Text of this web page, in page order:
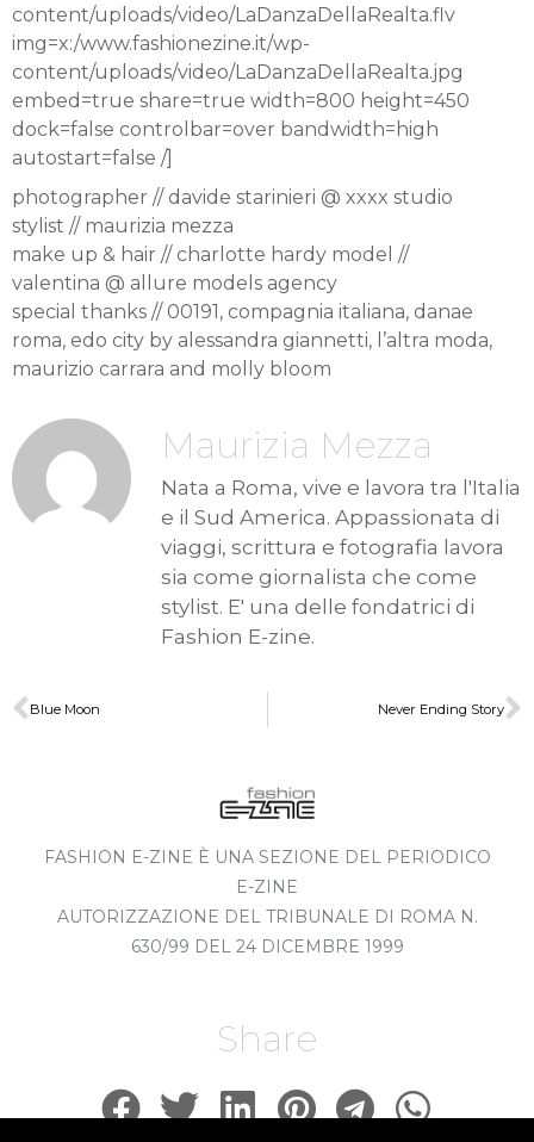
content/uploads/video/LaDanzaDellaRealta.flv
img=x:/www.fashionezine.it/wp-
content/uploads/video/LaDanzaDellaRealta.jpg
embed=true share=true width=800 height=450
dock=false controlbar=over bandwidth=high
autostart=false /]
photographer // davide starinieri @ xxxx studio
stylist // maurizia mezza
make up & hair // charlotte hardy model //
valentina @ allure models agency
special thanks // 00191, compagnia italiana, danae
roma, edo city by alessandra giannetti, l’altra moda,
maurizio carrara and molly bloom
Maurizia Mezza
Nata a Roma, vive e lavora tra l'Italia
e il Sud America. Appassionata di
viaggi, scrittura e fotografia lavora
sia come giornalista che come
stylist. E' una delle fondatrici di
Fashion E-zine.
Blue Moon Never Ending Story
FASHION E-ZINE È UNA SEZIONE DEL PERIODICO
E-ZINE
AUTORIZZAZIONE DEL TRIBUNALE DI ROMA N.
630/99 DEL 24 DICEMBRE 1999
Share